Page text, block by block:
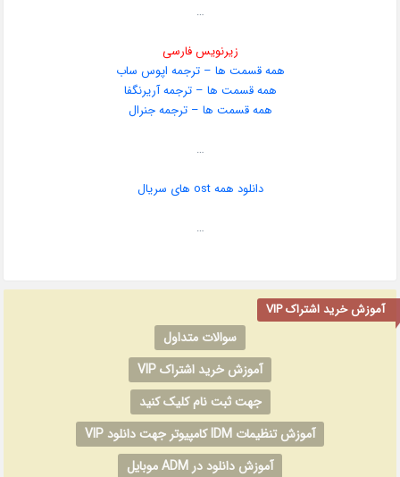
…
زیرنویس فارسی
همه قسمت ها – ترجمه اپوس ساب
همه قسمت ها – ترجمه آریرنگفا
همه قسمت ها – ترجمه جنرال
…
دانلود همه ost های سریال
…
آموزش خرید اشتراک VIP
سوالات متداول
آموزش خرید اشتراک VIP
جهت ثبت نام کلیک کنید
آموزش تنظیمات IDM کامپیوتر جهت دانلود VIP
آموزش دانلود در ADM موبایل